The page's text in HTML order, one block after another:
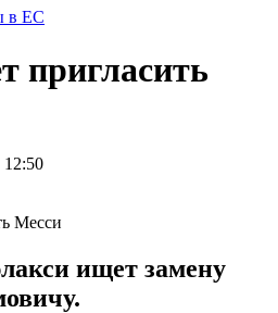
в ЕС
пригласить
12:50
ищет замену